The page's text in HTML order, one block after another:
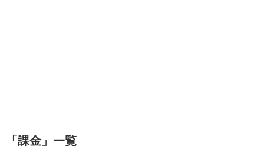
「 課金 」 一覧